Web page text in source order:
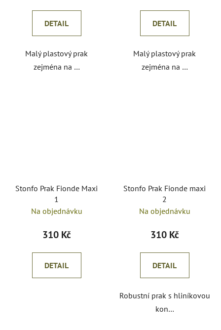
DETAIL
Malý plastový prak
zejména na …
DETAIL
Malý plastový prak
zejména na …
Stonfo Prak Fionde Maxi
1
Na objednávku
310 Kč
DETAIL
Stonfo Prak Fionde maxi
2
Na objednávku
310 Kč
DETAIL
Robustní prak s hliníkovou
kon…